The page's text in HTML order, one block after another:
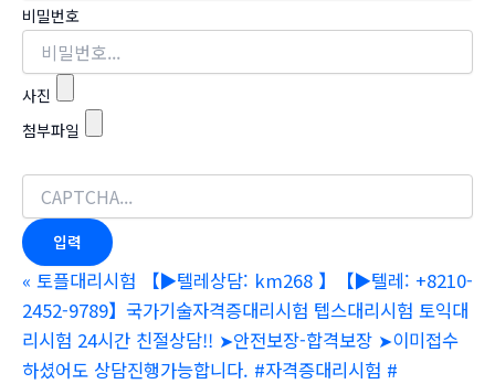
비밀번호
사진
첨부파일
« 토플대리시험 【▶텔레상담: km268 】【▶텔레: +8210-
2452-9789】국가기술자격증대리시험 텝스대리시험 토익대
리시험 24시간 친절상담!! ➤안전보장-합격보장 ➤이미접수
하셨어도 상담진행가능합니다. #자격증대리시험 #